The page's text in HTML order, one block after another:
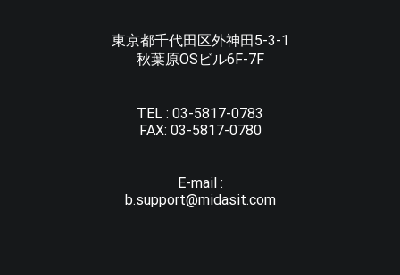
東京都千代田区外神田5-3-1
秋葉原OSビル6F-7F
TEL : 03-5817-0783
FAX: 03-5817-0780
E-mail :
b.support@midasit.com